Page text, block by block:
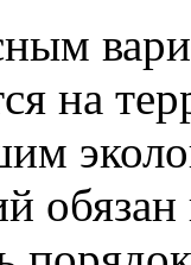
на
обязан